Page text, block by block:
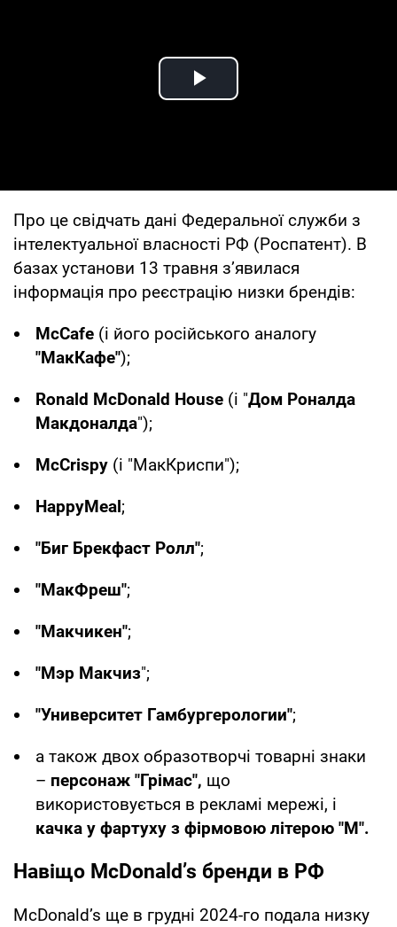
Play Video
Про це свідчать дані Федеральної служби з
інтелектуальної власності РФ (Роспатент). В
базах установи 13 травня зʼявилася
інформація про реєстрацію низки брендів:
McCafe (і його російського аналогу
"МакКафе");
Ronald McDonald House (і "Дом Роналда
Макдоналда");
McCrispу (і "МакКриспи");
HappyMeal;
"Биг Брекфаст Ролл";
"МакФреш";
"Макчикен";
"Мэр Макчиз";
"Университет Гамбургерологии";
а також двох образотворчі товарні знаки
– персонаж "Грімас", що
використовується в рекламі мережі, і
качка у фартуху з фірмовою літерою "М".
Навіщо McDonaldʼs бренди в РФ
McDonaldʼs ще в грудні 2024-го подала низку